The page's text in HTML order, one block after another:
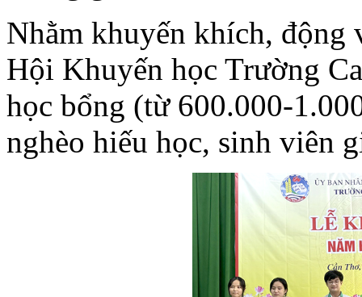
Nhằm khuyến khích, động
Hội Khuyến học Trường
học bổng (từ 600.000-
nghèo hiếu học, sinh viên